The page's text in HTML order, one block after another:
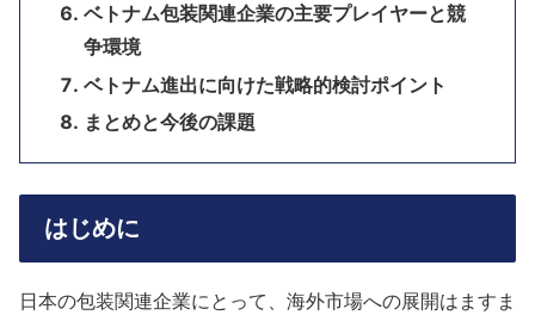
ベトナム包装関連企業の主要プレイヤーと競
争環境
ベトナム進出に向けた戦略的検討ポイント
まとめと今後の課題
はじめに
日本の包装関連企業にとって、海外市場への展開はますま